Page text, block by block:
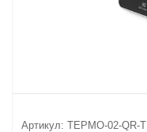
Артикул: ТЕРМО-02-QR-T